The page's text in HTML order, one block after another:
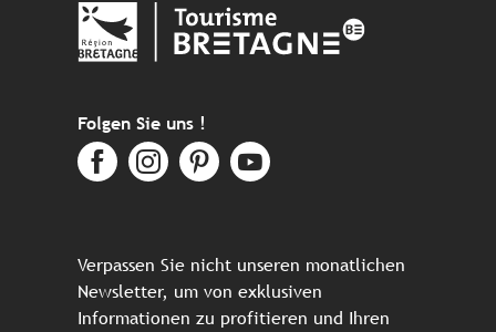
Folgen Sie uns !
Verpassen Sie nicht unseren monatlichen
Newsletter, um von exklusiven
Informationen zu profitieren und Ihren